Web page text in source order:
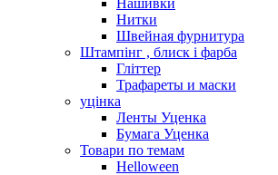
Нашивки
Нитки
Швейная фурнитура
Штампінг , блиск і фарба
Гліттер
Трафареты и маски
уцінка
Ленты Уценка
Бумага Уценка
Товари по темам
Helloween